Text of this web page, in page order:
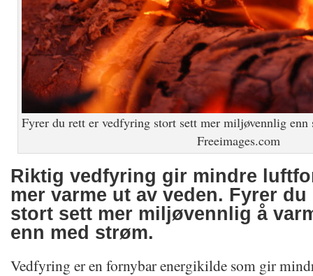
Fyrer du rett er vedfyring stort sett mer miljøvennlig
Freeimages.com
Riktig vedfyring gir mindre
mer varme ut av veden. Fyrer
stort sett mer miljøvennlig å
enn med strøm.
Vedfyring er en fornybar energikilde som gir